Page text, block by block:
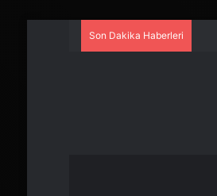
Son Dakika Haberleri